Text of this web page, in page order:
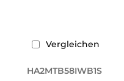
Vergleichen
HA2MTB58IWB1S